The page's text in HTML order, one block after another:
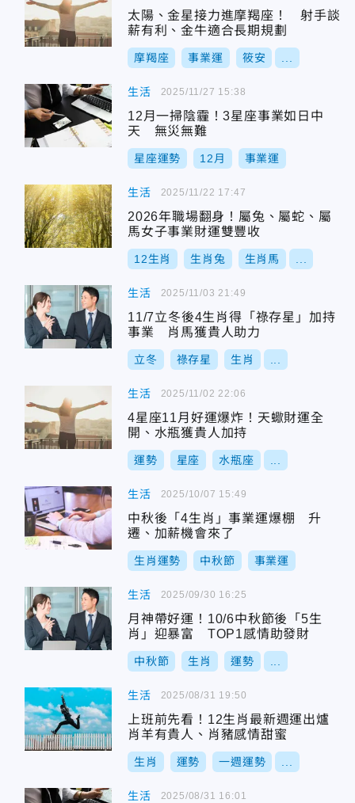
太陽、金星接力進摩羯座！ 射手談
薪有利、金牛適合長期規劃
摩羯座 事業運 筱安
生活
12月一掃陰霾！3星座事業如日中
天 無災無難
星座運勢 12月 事業運
2025/11/27 15:38
生活
2026年職場翻身！屬兔、屬蛇、屬
馬女子事業財運雙豐收
12生肖 生肖兔 生肖馬
2025/11/22 17:47
生活
11/7立冬後4生肖得「祿存星」加持
事業 肖馬獲貴人助力
立冬 祿存星 生肖
2025/11/03 21:49
生活
4星座11月好運爆炸！天蠍財運全
開、水瓶獲貴人加持
運勢 星座 水瓶座
2025/11/02 22:06
生活
中秋後「4生肖」事業運爆棚 升
遷、加薪機會來了
生肖運勢 中秋節 事業運
2025/10/07 15:49
生活
月神帶好運！10/6中秋節後「5生
肖」迎暴富 TOP1感情助發財
中秋節 生肖 運勢
2025/09/30 16:25
生活
上班前先看！12生肖最新週運出爐
肖羊有貴人、肖豬感情甜蜜
生肖 運勢 一週運勢
2025/08/31 19:50
生活 2025/08/31 16:01